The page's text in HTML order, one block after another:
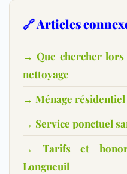
🔗 Articles
→ Que chercher lors
nettoyage
→ Ménage
→ Service ponctuel
→ Tarifs et
Longueuil